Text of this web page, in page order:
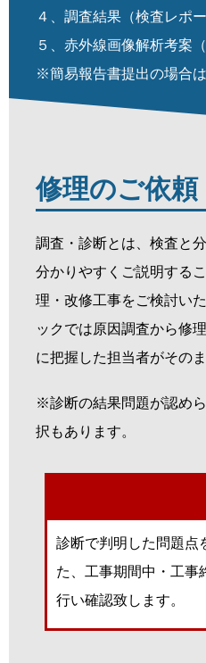
４、調査結果（検査レポー
５、赤外線画像解析考案
※簡易報告書提出の場合
修理のご依頼
調査・診断とは、検査と
分かりやすくご説明する
理・改修工事をご検討い
ックでは原因調査から修
に把握した担当者がその
※診断の結果問題が認め
択もあります。
診断で判明した問題点
た、工事期間中・工事
行い確認致します。